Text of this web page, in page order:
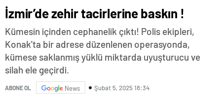
İzmir’de zehir tacirlerine baskın !
Kümesin içinden cephanelik çıktı! Polis ekipleri,
Konak'ta bir adrese düzenlenen operasyonda,
kümese saklanmış yüklü miktarda uyuşturucu ve
silah ele geçirdi.
ABONE OL News Şubat 5, 2025 18:34